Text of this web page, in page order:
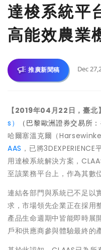
達梭系統平
高能效農業
推廣新聞稿 Dec
【2019年04月22 日 ，臺北
s）
（巴黎歐洲證券交易所：
哈爾塞溫克爾（
AAS ，已將
用達梭系統解決方案，
至該業務平台上，作為其數
連結各部門與系統已不足以
求，市場領先企業正在採用
產品生命週期中皆能即時展
戶和供應商參與體驗最終的